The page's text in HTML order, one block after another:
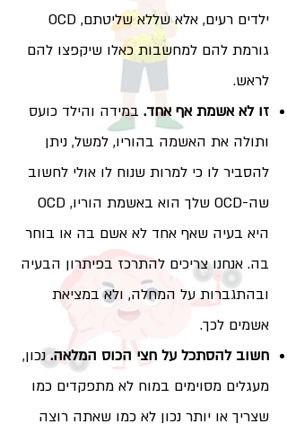
ילדים רעים, אלא שללא שליטתם, OCD
גורמת להם למחשבות כאלו שיקפצו להם
לראש.
זו לא אשמת אף אחד. במידה והילד כועס
ותולה את האשמה בהוריו, למשל, ניתן
להסביר לו כי למרות שנוח לו אולי לחשוב
שה-OCD שלך הוא באשמת הוריו, OCD
היא בעיה שאף אחד לא אשם בה או בוחר
בה. אנחנו צריכים להתרכז בפיתרון הבעיה
ובהתגברות על המחלה, ולא במציאת
אשמים לכך.
חשוב להסתכל על חצי הכוס המלאה.נכון,
מעגלים מסוימים במוח לא מתפקדים כמו
שצריך או יותר נכון לא כמו שאתה רוצה